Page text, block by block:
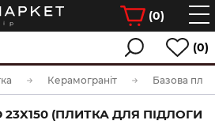
(0)
(0)
Керамограніт Базова
23X150 (ПЛИТКА ДЛЯ ПІДЛОГИ